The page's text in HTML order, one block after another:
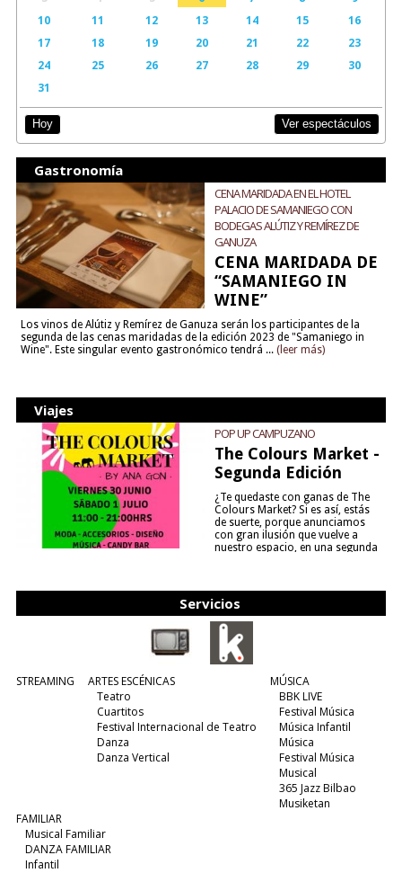
10
11 12 13 14 15
16
17
18 19 20 21 22
23
24
25 26 27 28 29
30
31
Hoy Ver espectáculos
Gastronomía
CENA MARIDADA EN EL HOTEL
PALACIO DE SAMANIEGO CON
BODEGAS ALÚTIZ Y REMÍREZ DE
GANUZA
CENA MARIDADA DE
“SAMANIEGO IN
WINE”
Los vinos de Alútiz y Remírez de Ganuza serán los participantes de la
segunda de las cenas maridadas de la edición 2023 de "Samaniego in
Wine". Este singular evento gastronómico tendrá ... (leer más)
Viajes
POP UP CAMPUZANO
The Colours Market -
Segunda Edición
¿Te quedaste con ganas de The
Colours Market? Si es así, estás
de suerte, porque anunciamos
con gran ilusión que vuelve a
nuestro espacio, en una segunda
Servicios
STREAMING
ARTES ESCÉNICAS
Teatro
Cuartitos
Festival Internacional de Teatro
Danza
Danza Vertical
MÚSICA
BBK LIVE
Festival Música
Música Infantil
Música
Festival Música
Musical
365 Jazz Bilbao
Musiketan
FAMILIAR
Musical Familiar
DANZA FAMILIAR
Infantil